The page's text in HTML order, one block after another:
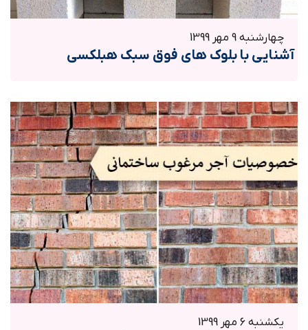
چهارشنبه 9 مهر 1399
آشنایی با بلوک های فوق سبک هبلکسی
یکشنبه 6 مهر 1399